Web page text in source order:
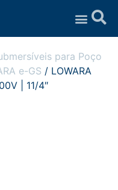
para Poço
e-GS / LOWARA
| 11/4″